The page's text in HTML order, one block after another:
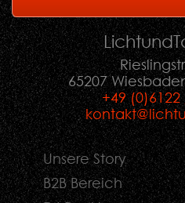
65207
+49
Unsere Story
B2B Bereich